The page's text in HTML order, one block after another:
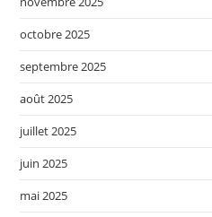
octobre 2025
septembre 2025
août 2025
juillet 2025
juin 2025
mai 2025